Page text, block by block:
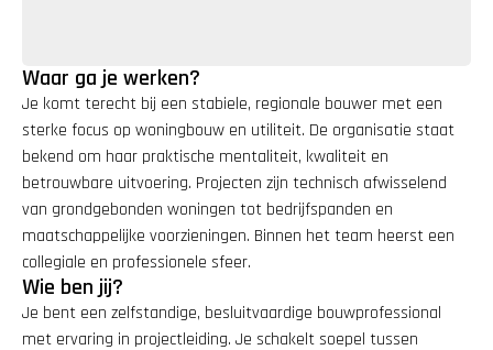
Waar ga je werken?
Je komt terecht bij een stabiele, regionale bouwer met een
sterke focus op woningbouw en utiliteit. De organisatie staat
bekend om haar praktische mentaliteit, kwaliteit en
betrouwbare uitvoering. Projecten zijn technisch afwisselend
van grondgebonden woningen tot bedrijfspanden en
maatschappelijke voorzieningen. Binnen het team heerst een
collegiale en professionele sfeer.
Wie ben jij?
Je bent een zelfstandige, besluitvaardige bouwprofessional
met ervaring in projectleiding. Je schakelt soepel tussen